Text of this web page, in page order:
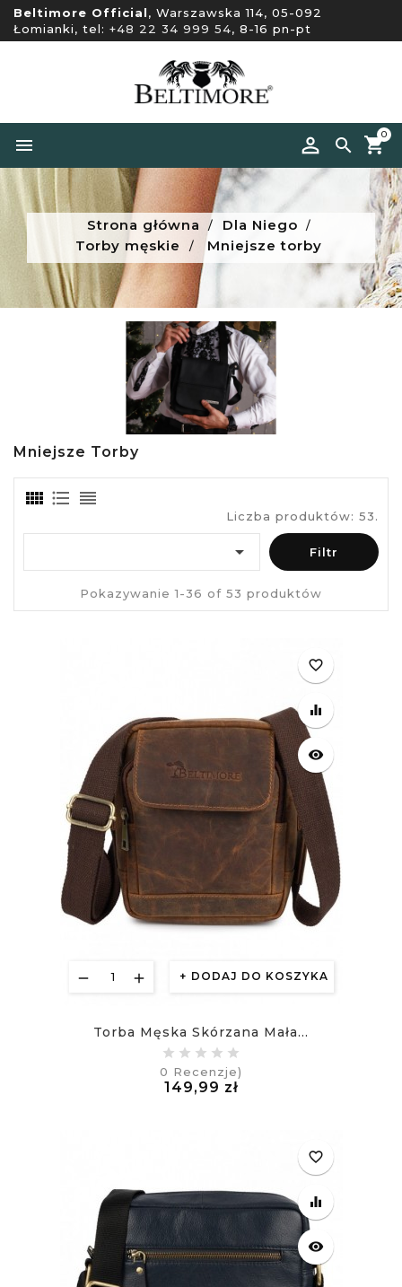
Beltimore Official, Warszawska 114, 05-092
Łomianki, tel: +48 22 34 999 54, 8-16 pn-pt


0
Strona główna
Dla Niego
Torby męskie
Mniejsze torby
Mniejsze Torby
Liczba produktów: 53.
 Filtr
Pokazywanie 1-36 of 53 produktów
DODAJ DO KOSZYKA
favorite_border
equalizer
visibility
Torba Męska Skórzana Mała...
0 Recenzje)
149,99 złCena
favorite_border
equalizer
visibility